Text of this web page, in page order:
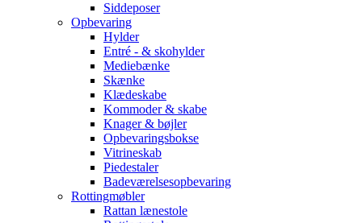
Siddeposer
Opbevaring
Hylder
Entré - & skohylder
Mediebænke
Skænke
Klædeskabe
Kommoder & skabe
Knager & bøjler
Opbevaringsbokse
Vitrineskab
Piedestaler
Badeværelsesopbevaring
Rottingmøbler
Rattan lænestole